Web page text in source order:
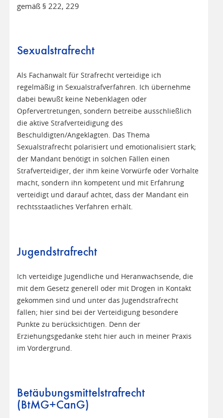
gemäß § 222, 229
Sexualstrafrecht
Als Fachanwalt für Strafrecht verteidige ich
regelmäßig in Sexualstrafverfahren. Ich übernehme
dabei bewußt keine Nebenklagen oder
Opfervertretungen, sondern betreibe ausschließlich
die aktive Strafverteidigung des
Beschuldigten/Angeklagten. Das Thema
Sexualstrafrecht polarisiert und emotionalisiert stark;
der Mandant benötigt in solchen Fällen einen
Strafverteidiger, der ihm keine Vorwürfe oder Vorhalte
macht, sondern ihn kompetent und mit Erfahrung
verteidigt und darauf achtet, dass der Mandant ein
rechtsstaatliches Verfahren erhält.
Jugendstrafrecht
Ich verteidige Jugendliche und Heranwachsende, die
mit dem Gesetz generell oder mit Drogen in Kontakt
gekommen sind und unter das Jugendstrafrecht
fallen; hier sind bei der Verteidigung besondere
Punkte zu berücksichtigen. Denn der
Erziehungsgedanke steht hier auch in meiner Praxis
im Vordergrund.
Betäubungsmittelstrafrecht
(BtMG+CanG)